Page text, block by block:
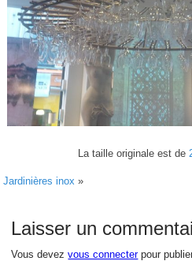
La taille originale est de
Jardinières inox »
Laisser un
Vous devezvous connecterpour